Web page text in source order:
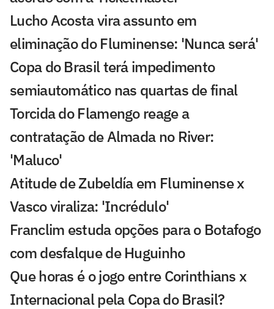
Lucho Acosta vira assunto em
eliminação do Fluminense: 'Nunca será'
Copa do Brasil terá impedimento
semiautomático nas quartas de final
Torcida do Flamengo reage a
contratação de Almada no River:
'Maluco'
Atitude de Zubeldía em Fluminense x
Vasco viraliza: 'Incrédulo'
Franclim estuda opções para o Botafogo
com desfalque de Huguinho
Que horas é o jogo entre Corinthians x
Internacional pela Copa do Brasil?